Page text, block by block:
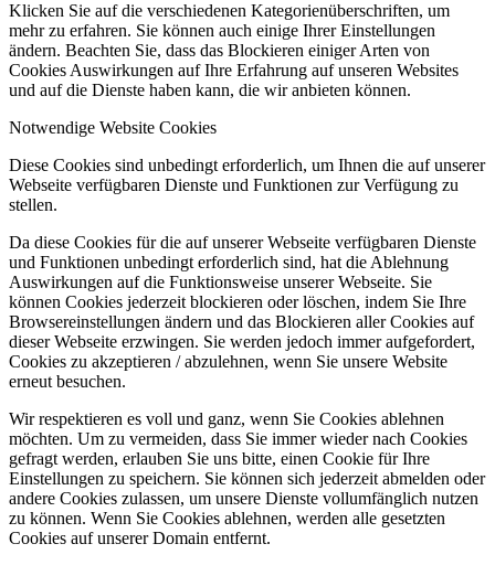
Klicken Sie auf die verschiedenen Kategorienüberschriften, um
mehr zu erfahren. Sie können auch einige Ihrer Einstellungen
ändern. Beachten Sie, dass das Blockieren einiger Arten von
Cookies Auswirkungen auf Ihre Erfahrung auf unseren Websites
und auf die Dienste haben kann, die wir anbieten können.
Notwendige Website Cookies
Diese Cookies sind unbedingt erforderlich, um Ihnen die auf unserer
Webseite verfügbaren Dienste und Funktionen zur Verfügung zu
stellen.
Da diese Cookies für die auf unserer Webseite verfügbaren Dienste
und Funktionen unbedingt erforderlich sind, hat die Ablehnung
Auswirkungen auf die Funktionsweise unserer Webseite. Sie
können Cookies jederzeit blockieren oder löschen, indem Sie Ihre
Browsereinstellungen ändern und das Blockieren aller Cookies auf
dieser Webseite erzwingen. Sie werden jedoch immer aufgefordert,
Cookies zu akzeptieren / abzulehnen, wenn Sie unsere Website
erneut besuchen.
Wir respektieren es voll und ganz, wenn Sie Cookies ablehnen
möchten. Um zu vermeiden, dass Sie immer wieder nach Cookies
gefragt werden, erlauben Sie uns bitte, einen Cookie für Ihre
Einstellungen zu speichern. Sie können sich jederzeit abmelden oder
andere Cookies zulassen, um unsere Dienste vollumfänglich nutzen
zu können. Wenn Sie Cookies ablehnen, werden alle gesetzten
Cookies auf unserer Domain entfernt.